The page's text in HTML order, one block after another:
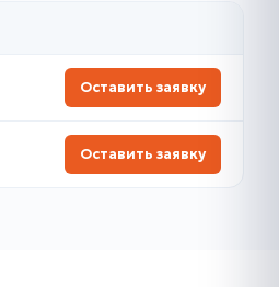
Оставить заявку
Оставить заявку